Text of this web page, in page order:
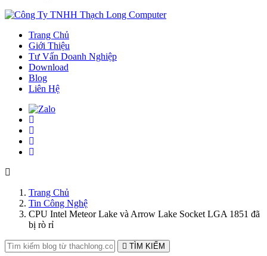
Trang Chủ
Giới Thiệu
Tư Vấn Doanh Nghiệp
Download
Blog
Liên Hệ
Trang Chủ
Tin Công Nghệ
CPU Intel Meteor Lake và Arrow Lake Socket LGA 1851 đã
bị rò rỉ
TÌM KIẾM